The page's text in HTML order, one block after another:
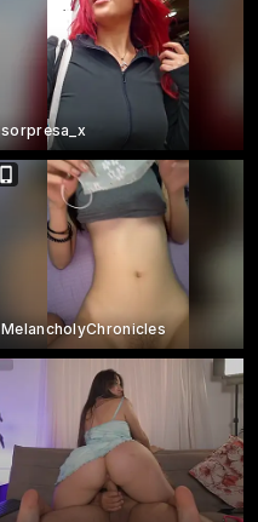
sorpresa_x
MelancholyChronicles